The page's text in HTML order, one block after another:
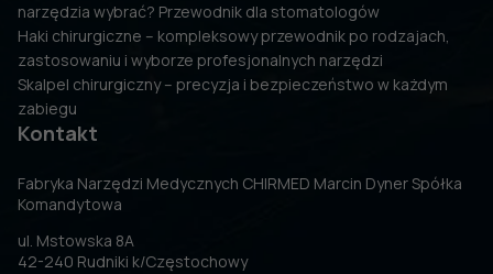
narzędzia wybrać? Przewodnik dla stomatologów
Haki chirurgiczne – kompleksowy przewodnik po rodzajach,
zastosowaniu i wyborze profesjonalnych narzędzi
Skalpel chirurgiczny – precyzja i bezpieczeństwo w każdym
zabiegu
Kontakt
Fabryka Narzędzi Medycznych CHIRMED Marcin Dyner Spółka
Komandytowa
ul. Mstowska 8A
42-240 Rudniki k/Częstochowy